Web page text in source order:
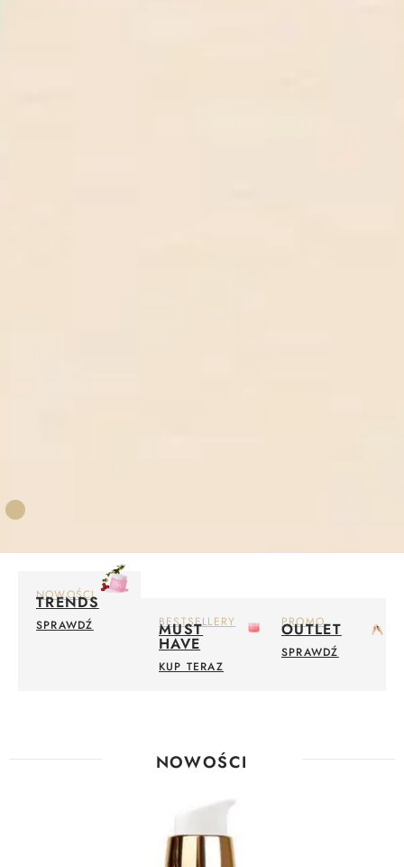
NOWOŚCI
TRENDS
SPRAWDŹ BESTSELLERY
MUST
HAVE
KUP TERAZ
PROMO
OUTLET
SPRAWDŹ
NOWOŚCI